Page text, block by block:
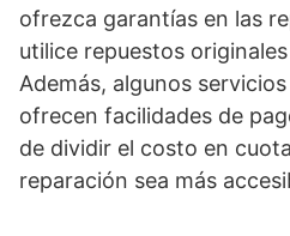
ofrezca garantías en las
utilice repuestos
Además, algunos
ofrecen facilidades de
de dividir el costo en
reparación sea más